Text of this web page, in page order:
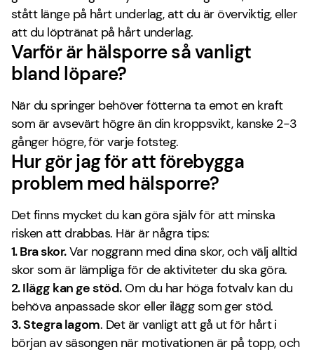
stått länge på hårt underlag, att du är överviktig, eller
att du löptränat på hårt underlag.
Varför är hälsporre så vanligt
bland löpare?
När du springer behöver fötterna ta emot en kraft
som är avsevärt högre än din kroppsvikt, kanske 2-3
gånger högre, för varje fotsteg.
Hur gör jag för att förebygga
problem med hälsporre?
Det finns mycket du kan göra själv för att minska
risken att drabbas. Här är några tips:
1. Bra skor.Var noggrann med dina skor, och välj alltid
skor som är lämpliga för de aktiviteter du ska göra.
2. Ilägg kan ge stöd.Om du har höga fotvalv kan du
behöva anpassade skor eller ilägg som ger stöd.
3. Stegra lagom. Det är vanligt att gå ut för hårt i
början av säsongen när motivationen är på topp, och